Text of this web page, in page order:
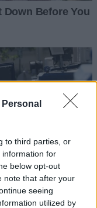
to third parties, or
information for
below opt-out
note that after your
seeing
utilized by